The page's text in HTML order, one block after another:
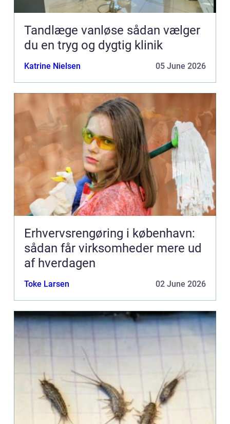
Tandlæge vanløse sådan vælger
du en tryg og dygtig klinik
Katrine Nielsen 05 June 2026
Erhvervsrengøring i københavn:
sådan får virksomheder mere ud
af hverdagen
Toke Larsen 02 June 2026